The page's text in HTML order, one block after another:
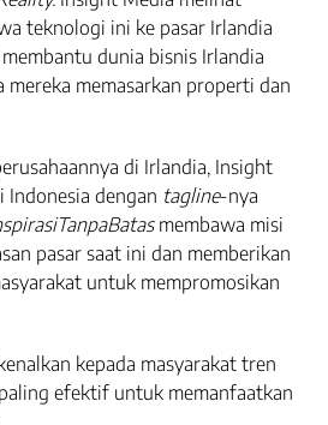
teknologi ini ke pasar Irlandia
dunia bisnis Irlandia
mereka memasarkan properti dan
di Irlandia, Insight
dengan tagline-nya
membawa misi
pasar saat ini dan memberikan
untuk mempromosikan
kepada masyarakat tren
efektif untuk memanfaatkan